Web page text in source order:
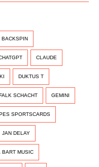
BACKSPIN
CLAUDE
DUKTUS T
SCHACHT GEMINI
SPORTSCARDS
JAN DELAY
BART MUSIC